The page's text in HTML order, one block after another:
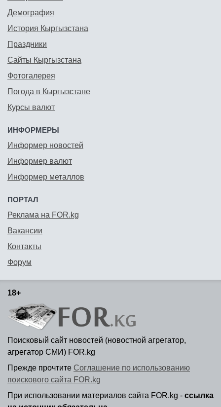
Демография
История Кыргызстана
Праздники
Сайты Кыргызстана
Фотогалерея
Погода в Кыргызстане
Курсы валют
ИНФОРМЕРЫ
Информер новостей
Информер валют
Информер металлов
ПОРТАЛ
Реклама на FOR.kg
Вакансии
Контакты
Форум
18+
Поисковый сайт новостей (новостной агрегатор,
агрегатор СМИ) FOR.kg
Прежде прочтите Соглашение по использованию
поискового сайта FOR.kg
При использовании материалов сайта FOR.kg - ссылка